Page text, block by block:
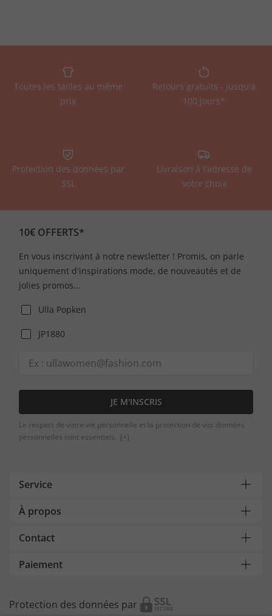
Toutes les tailles au même
prix
Retours gratuits - jusqu'à
100 jours*
Protection des données par
SSL
Livraison à l'adresse de
votre choix
10€ OFFERTS*
En vous inscrivant à notre newsletter ! Promis, on parle
uniquement d'inspirations mode, de nouveautés et de
jolies promos...
Ulla Popken
JP1880
JE M'INSCRIS
Le respect de votre vie personnelle et la protection de vos données
personnelles sont essentiels. [+]
Service
À propos
Contact
Paiement
Protection des données par